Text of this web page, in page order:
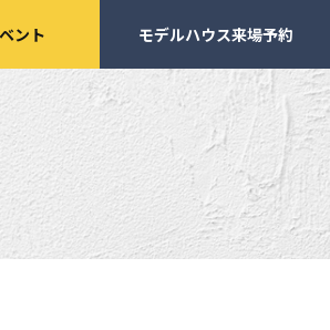
ント モデルハウス来場予約